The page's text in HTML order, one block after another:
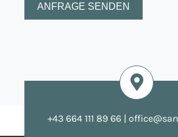
ANFRAGE SENDEN
+43 664 111 89 66 |